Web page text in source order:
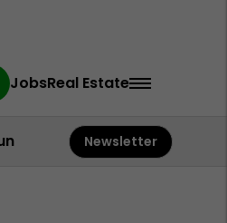
JobsReal Estate
Newsletter